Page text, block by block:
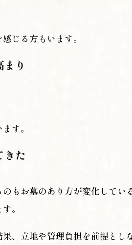
じる方もいます。
り
す。
きた
もお墓のあり方が変化してい
。
、立地や管理負担を前提とし